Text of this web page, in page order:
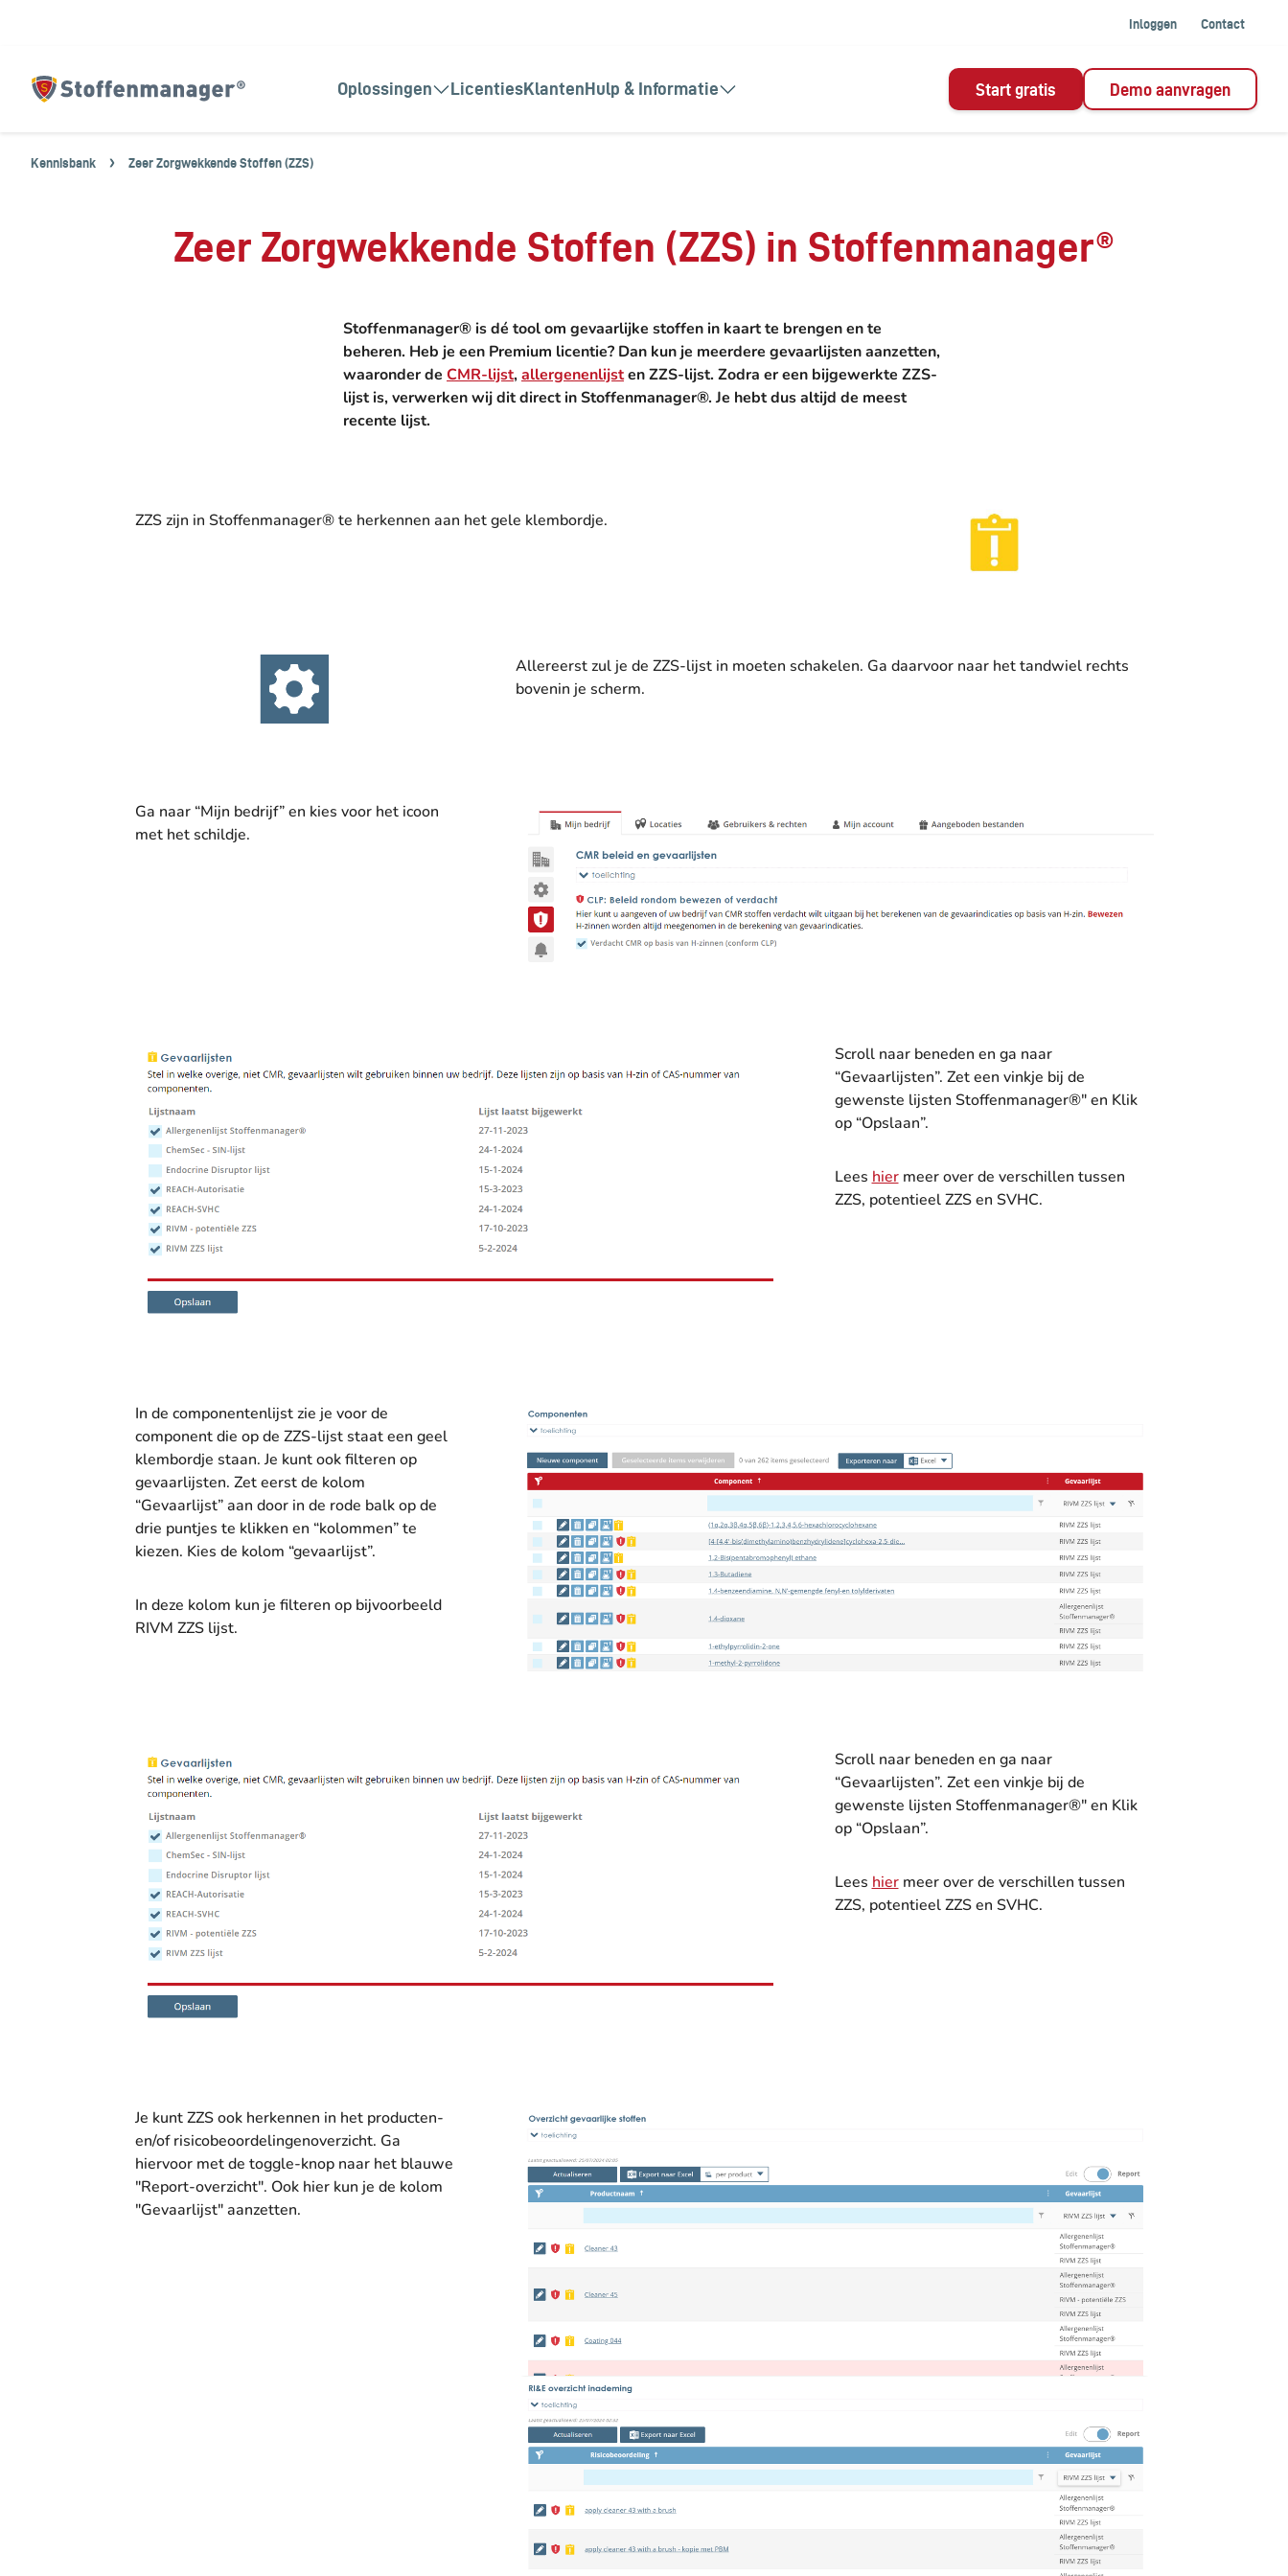
Inloggen Contact
Homepagina Oplossingen LicentiesKlantenHulp & Informatie Start gratis Demo aanvragen
Kennisbank Zeer Zorgwekkende Stoffen (ZZS)
Zeer Zorgwekkende Stoffen (ZZS) in Stoffenmanager®
Stoffenmanager® is dé tool om gevaarlijke stoffen in kaart te brengen en te
beheren. Heb je een Premium licentie? Dan kun je meerdere gevaarlijsten aanzetten,
waaronder de CMR-lijst,allergenenlijsten ZZS-lijst. Zodra er een bijgewerkte ZZS-
lijst is, verwerken wij dit direct in Stoffenmanager®. Je hebt dus altijd de meest
recente lijst.
ZZS zijn in Stoffenmanager® te herkennen aan het gele klembordje.
Allereerst zul je de ZZS-lijst in moeten schakelen. Ga daarvoor naar het tandwiel rechts
bovenin je scherm.
Ga naar “Mijn bedrijf” en kies voor het icoon
met het schildje.
Scroll naar beneden en ga naar
“Gevaarlijsten”. Zet een vinkje bij de
gewenste lijsten Stoffenmanager®" en Klik
op “Opslaan”.
Lees hiermeer over de verschillen tussen
ZZS, potentieel ZZS en SVHC.
In de componentenlijst zie je voor de
component die op de ZZS-lijst staat een geel
klembordje staan. Je kunt ook filteren op
gevaarlijsten. Zet eerst de kolom
“Gevaarlijst” aan door in de rode balk op de
drie puntjes te klikken en “kolommen” te
kiezen. Kies de kolom “gevaarlijst”.
In deze kolom kun je filteren op bijvoorbeeld
RIVM ZZS lijst.
Scroll naar beneden en ga naar
“Gevaarlijsten”. Zet een vinkje bij de
gewenste lijsten Stoffenmanager®" en Klik
op “Opslaan”.
Lees hiermeer over de verschillen tussen
ZZS, potentieel ZZS en SVHC.
Je kunt ZZS ook herkennen in het producten-
en/of risicobeoordelingenoverzicht. Ga
hiervoor met de toggle-knop naar het blauwe
"Report-overzicht". Ook hier kun je de kolom
"Gevaarlijst" aanzetten.